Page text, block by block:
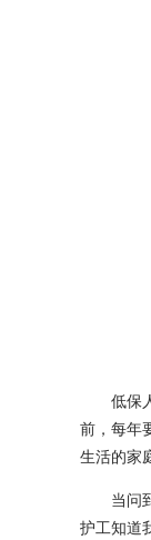
低保人
前，每年
生活的家
当问到
护工知道